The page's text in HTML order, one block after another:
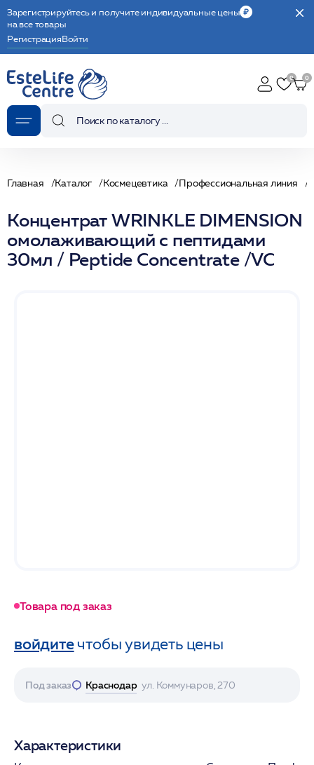
Зарегистрируйтесь и получите индивидуальные цены
на все товары
РегистрацияВойти
Главная Каталог Космецевтика Профессиональная линия
Концентрат WRINKLE DIMENSION
омолаживающий с пептидами
30мл / Peptide Concentrate /VC
Товара под заказ
войдитечтобы увидеть цены
Под заказ Краснодар ул. Коммунаров, 270
Характеристики